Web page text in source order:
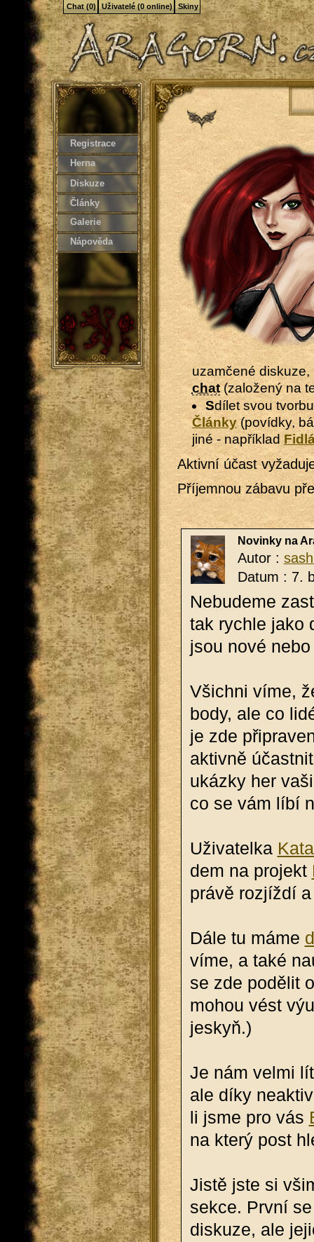
Registrace
Herna
Diskuze
Články
Galerie
Nápověda
uzamčené
chat(založený na
Sdílet svou
Články(povídky,
jiné - například
Aktivní účast
Příjemnou zábavu
Novinky na
Autor :
Datum : 7.
Ne­bu­de­me
tak rych­le jako
jsou nové
Všich­ni víme,
body, ale co
je zde
ak­tiv­ně
ukáz­ky her
co se vám líbí
Uži­va­tel­ka
dem na pro­jekt
právě roz­jíž­dí
Dále tu máme
víme, a také
se zde po­dě­lit
mohou vést
jeskyň.)
Je nám velmi
ale díky
li jsme pro vás
na který post
Jistě jste si
sekce. První
dis­ku­ze, ale
Chat (0) Uživatelé (0 online) Skiny